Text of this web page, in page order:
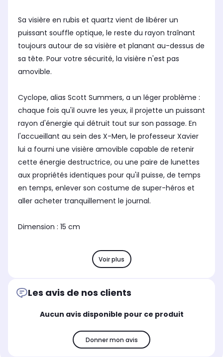
Sa visière en rubis et quartz vient de libérer un
puissant souffle optique, le reste du rayon traînant
toujours autour de sa visière et planant au-dessus de
sa tête. Pour votre sécurité, la visière n'est pas
amovible.
Cyclope, alias Scott Summers, a un léger problème :
chaque fois qu'il ouvre les yeux, il projette un puissant
rayon d'énergie qui détruit tout sur son passage. En
l'accueillant au sein des X-Men, le professeur Xavier
lui a fourni une visière amovible capable de retenir
cette énergie destructrice, ou une paire de lunettes
aux propriétés identiques pour qu'il puisse, de temps
en temps, enlever son costume de super-héros et
aller acheter tranquillement le journal.
Dimension : 15 cm
Voir plus
Les avis de nos clients
Aucun avis disponible pour ce produit
Donner mon avis